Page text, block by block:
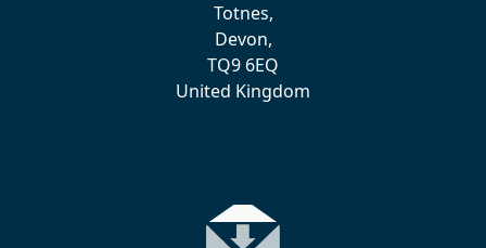
Totnes,
Devon,
TQ9 6EQ
United Kingdom